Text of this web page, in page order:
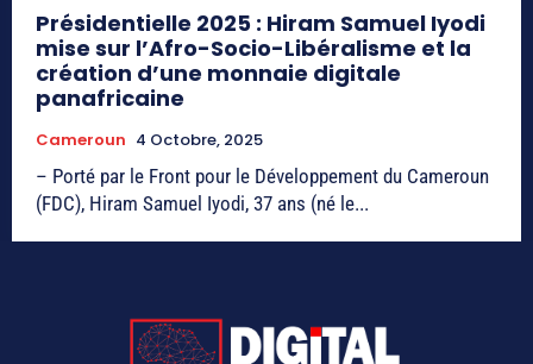
Présidentielle 2025 : Hiram Samuel Iyodi
mise sur l’Afro-Socio-Libéralisme et la
création d’une monnaie digitale
panafricaine
Cameroun 4 Octobre, 2025
– Porté par le Front pour le Développement du Cameroun
(FDC), Hiram Samuel Iyodi, 37 ans (né le...